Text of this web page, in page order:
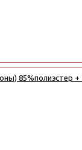
85%полиэстер +